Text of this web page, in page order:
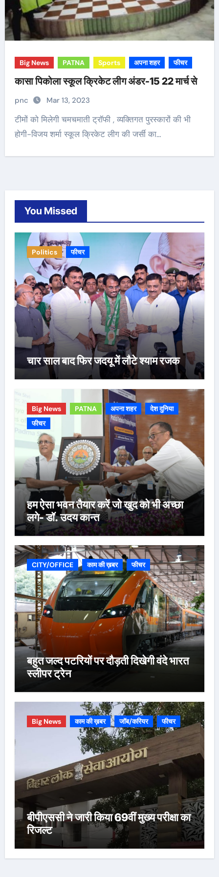
Big News PATNA Sports अपना शहर फीचर
कासा पिकोला स्कूल क्रिकेट लीग अंडर-15 22 मार्च से
pnc Mar 13, 2023
टीमों को मिलेगी चमचमाती ट्रॉफी , व्यक्तिगत पुरस्कारों की भी
होगी-विजय शर्मा स्कूल क्रिकेट लीग की जर्सी का…
You Missed
Politics फीचर
चार साल बाद फिर जदयू में लौटे श्याम रजक
Big News PATNA अपना शहर
देश दुनिया
फीचर
हम ऐसा भवन तैयार करें जो खुद को भी अच्छा
लगे- डॉ. उदय कान्त
CITY/OFFICE काम की ख़बर फीचर
बहुत जल्द पटरियों पर दौड़ती दिखेगी वंदे भारत
स्लीपर ट्रेन
Big News काम की ख़बर जॉब/करियर फीचर
बीपीएससी ने जारी किया 69वीं मुख्य परीक्षा का
रिजल्ट